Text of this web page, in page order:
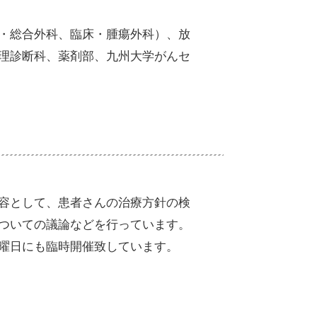
総合外科、臨床・腫瘍外科）、放
診断科、薬剤部、九州大学がんセ
として、患者さんの治療方針の検
ての議論などを行っています。
にも臨時開催致しています。